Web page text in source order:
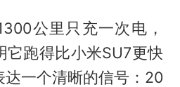
公里只充一次电，
它跑得比小米SU7更快
一个清晰的信号：20